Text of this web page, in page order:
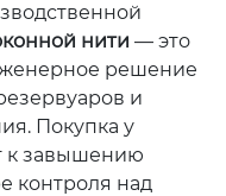
нити — это
решение
и
Покупка у
к завышению
контроля над